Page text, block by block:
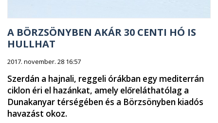
A BÖRZSÖNYBEN AKÁR 30 CENTI HÓ IS
HULLHAT
2017. november. 28 16:57
Szerdán a hajnali, reggeli órákban egy mediterrán
ciklon éri el hazánkat, amely előreláthatólag a
Dunakanyar térségében és a Börzsönyben kiadós
havazást okoz.